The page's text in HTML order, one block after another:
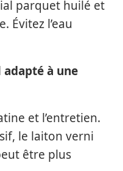
parquet huilé et
Évitez l’eau
à une
et l’entretien.
le laiton verni
être plus